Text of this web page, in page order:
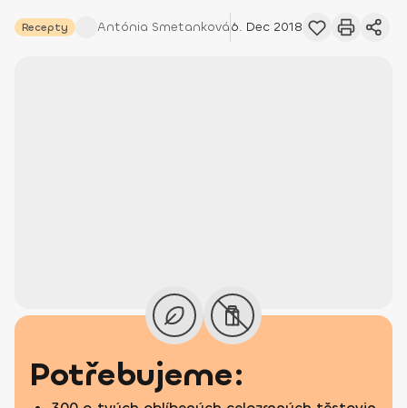
Recepty Antónia Smetanková6. Dec 2018
Potřebujeme: